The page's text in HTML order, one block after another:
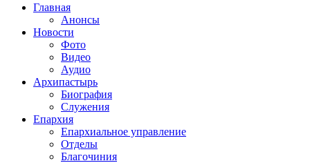
Главная
Анонсы
Новости
Фото
Видео
Аудио
Архипастырь
Биография
Служения
Епархия
Епархиальное управление
Отделы
Благочиния